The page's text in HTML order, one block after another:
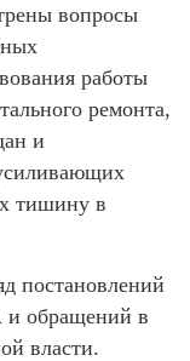
вопросы
работы
ремонта,
и
тишину в
постановлений
и обращений в
власти.